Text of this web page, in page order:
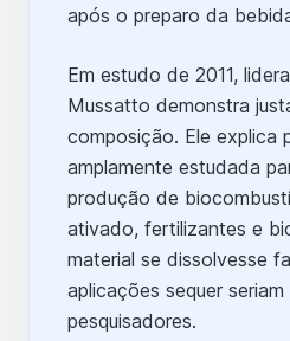
após o preparo da
Em estudo de 2011,
Mussatto demonstra
composição. Ele explica
amplamente estudada
produção de
ativado, fertilizantes e
material se dissolvesse
aplicações sequer
pesquisadores.